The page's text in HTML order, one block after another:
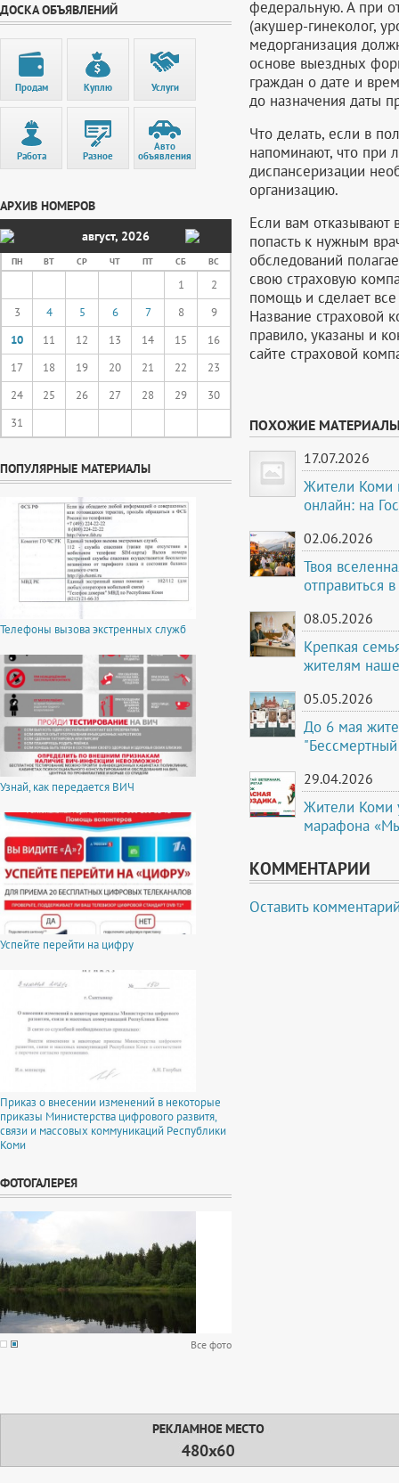
ДОСКА ОБЪЯВЛЕНИЙ
Продам Куплю Услуги
Работа Разное
Авто
объявления
АРХИВ НОМЕРОВ
август, 2026
ПН ВТ СР ЧТ ПТ СБ ВС
1
2
3
4 5 6 7 8
9
10
11 12 13 14 15
16
17
18 19 20 21 22
23
24
25 26 27 28 29
30
31
ПОПУЛЯРНЫЕ МАТЕРИАЛЫ
Телефоны вызова экстренных служб
Узнай, как передается ВИЧ
Успейте перейти на цифру
Приказ о внесении изменений в некоторые
приказы Министерства цифрового развитя,
связи и массовых коммуникаций Республики
Коми
ФОТОГАЛЕРЕЯ
Все фото
федеральную. А при
(акушер-гинеколог,
медорганизация
основе выездных
граждан о дате и
до назначения даты
Что делать, если в
напоминают, что при
диспансеризации
организацию.
Если вам
попасть к нужным
обследований
свою страховую
помощь и сделает
Название страховой
правило, указаны и
сайте страховой
ПОХОЖИЕ
17.07.2026
Жители Коми
онлайн: на
02.06.2026
Твоя
отправиться
08.05.2026
Крепкая
жителям
05.05.2026
До 6 мая
29.04.2026
Жители Коми
марафона
КОММЕНТАРИИ
Оставить